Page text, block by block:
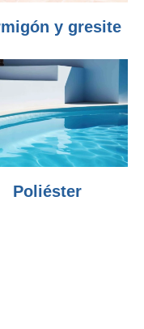
y gresite
Poliéster